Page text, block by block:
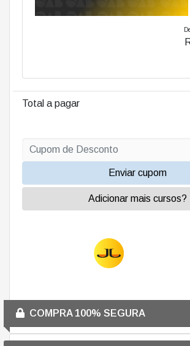
Total a pagar
Enviar cupom
Adicionar mais cursos?
COMPRA 100% SEGURA